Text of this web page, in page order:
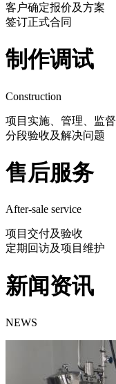
客户确定报价及方案
签订正式合同
制作调试
Construction
项目实施、管理、监督
分段验收及解决问题
售后服务
After-sale service
项目交付及验收
定期回访及项目维护
新闻资讯
NEWS